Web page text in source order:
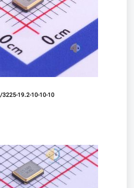
3225-19.2-10-10-10/A